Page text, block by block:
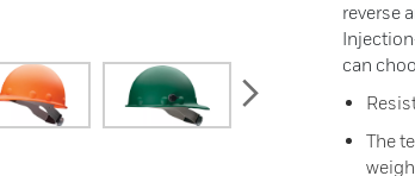
reverse
can
The